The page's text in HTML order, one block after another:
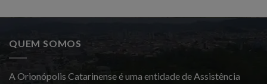
QUEM SOMOS
A Orionópolis Catarinense é uma entidade de Assistência